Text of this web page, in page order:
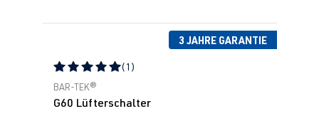
3 JAHRE GARANTIE
Durchschnittliche Bewertung von 5 von 5 Sternen
(1)
BAR-TEK®
G60 Lüfterschalter